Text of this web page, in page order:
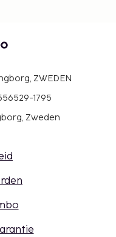
ZWEDEN
1795
Zweden